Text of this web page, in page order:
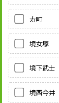
寿町
境女塚
境下武士
境西今井